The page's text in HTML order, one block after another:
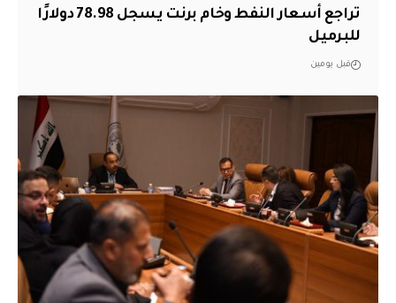
تراجع أسعار النفط وخام برنت يسجل 78.98 دولارًا
للبرميل
قبل يومين